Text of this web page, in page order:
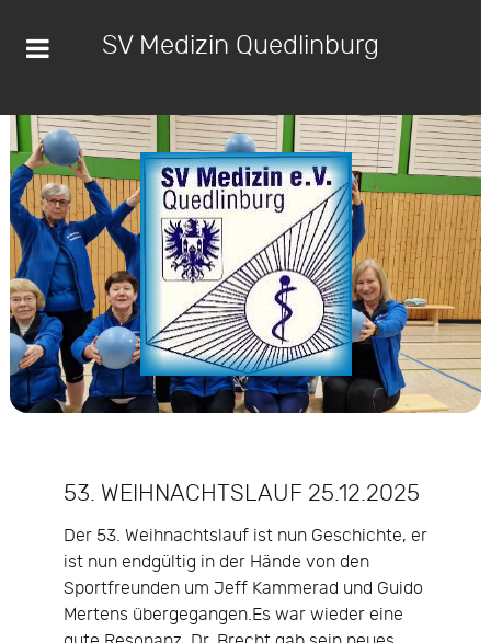
SV Medizin Quedlinburg
53. WEIHNACHTSLAUF 25.12.2025
Der 53. Weihnachtslauf ist nun Geschichte, er
ist nun endgültig in der Hände von den
Sportfreunden um Jeff Kammerad und Guido
Mertens übergegangen.Es war wieder eine